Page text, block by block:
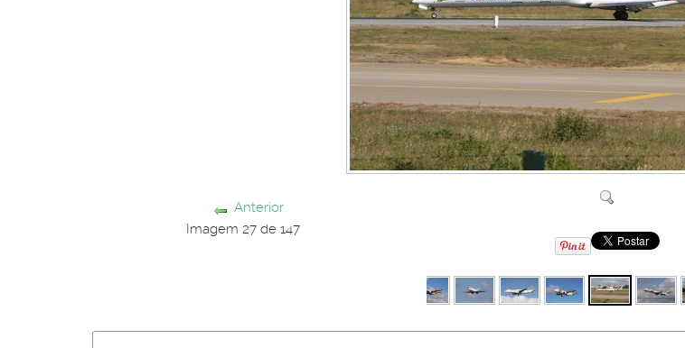
Anterior
Imagem 27 de 147